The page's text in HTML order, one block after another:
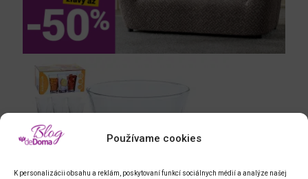
Používame cookies
K personalizácii obsahu a reklám, poskytovaní funkcí sociálnych médií a analýze našej